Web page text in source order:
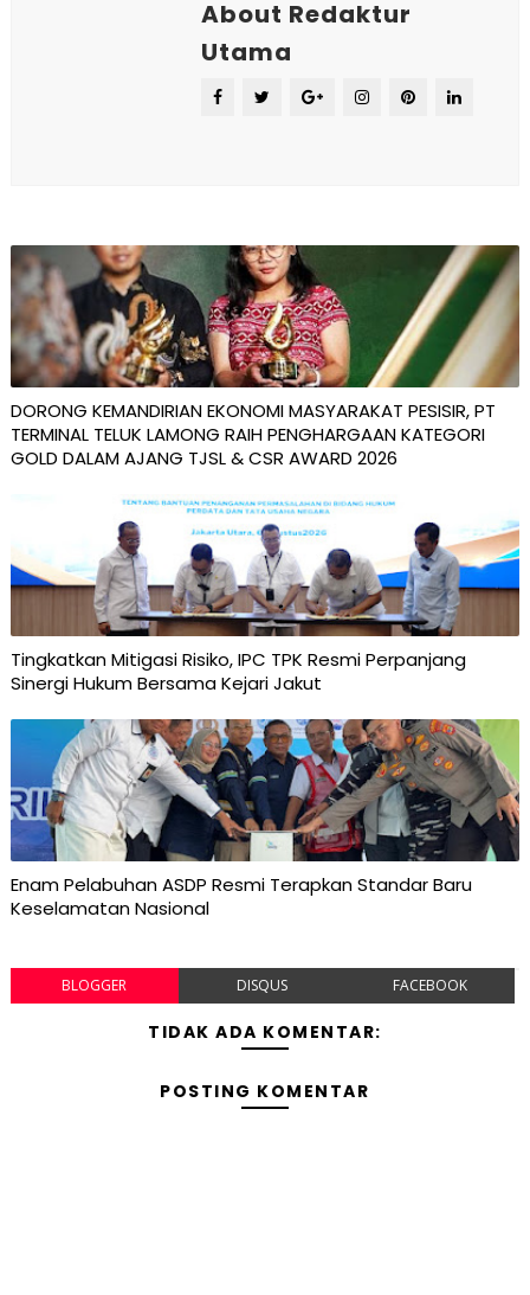
About Redaktur
Utama
DORONG KEMANDIRIAN EKONOMI MASYARAKAT PESISIR, PT
TERMINAL TELUK LAMONG RAIH PENGHARGAAN KATEGORI
GOLD DALAM AJANG TJSL & CSR AWARD 2026
Tingkatkan Mitigasi Risiko, IPC TPK Resmi Perpanjang
Sinergi Hukum Bersama Kejari Jakut
Enam Pelabuhan ASDP Resmi Terapkan Standar Baru
Keselamatan Nasional
BLOGGER DISQUS FACEBOOK
TIDAK ADA KOMENTAR:
POSTING KOMENTAR